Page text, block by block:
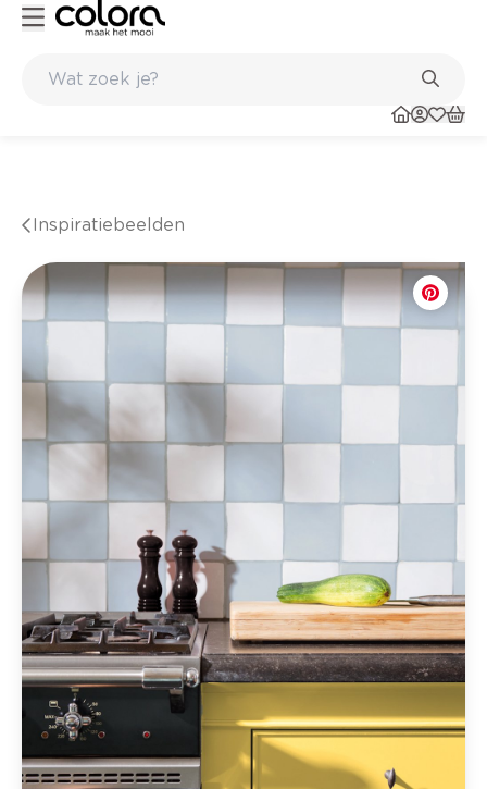
Inspiratiebeelden